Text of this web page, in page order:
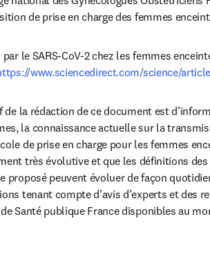
de prise en charge des femmes
le SARS-CoV-2 chez les femmes
www.sciencedirect.com/science/
de la rédaction de ce document est
la connaissance actuelle sur la
de prise en charge pour les femmes
très évolutive et que les définitions
proposé peuvent évoluer de façon
tenant compte d’avis d’experts et des
Santé publique France disponibles au